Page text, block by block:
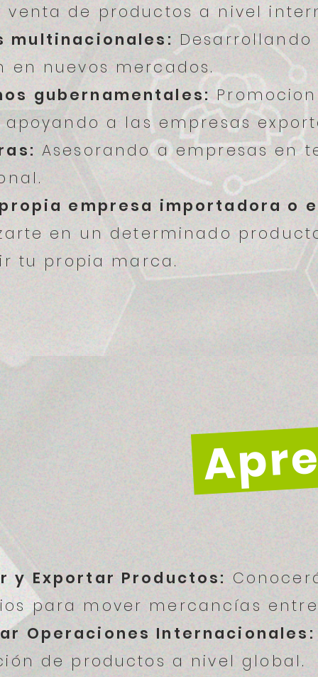
venta de productos a nivel
multinacionales:
en nuevos mercados.
gubernamentales:
a las empresas
Asesorando a empresas en
empresa importadora o
en un determinado
tu propia marca.
y Exportar Productos:
para mover mercancías
Operaciones Internacionales:
de productos a nivel global.